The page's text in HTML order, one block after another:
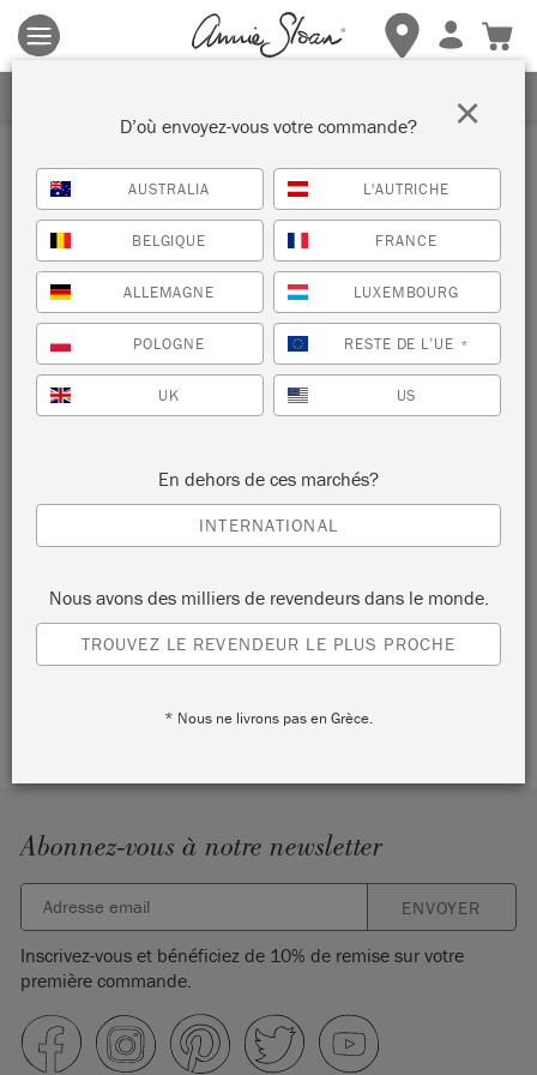
Les conditions générales s'appliquent. Cliquez ici
détails.
Se connecter
Adresse email
Mot de passe
MOT DE PASSE OUBLIÉ ?
Créez un compte pour suivre vos commandes, trouver votre
inspiration et accéder à du contenu exclusif réservé aux
Abonnez-vous à notre newsletter
ENVOYER
Inscrivez-vous et bénéficiez de 10% de remise sur votre
première commande.
D’où envoyez-vous votre commande?
AUSTRALIA L'AUTRICHE
BELGIQUE FRANCE
ALLEMAGNE LUXEMBOURG
POLOGNE RESTE DE L’UE *
UK US
En dehors de ces marchés?
INTERNATIONAL
Nous avons des milliers de revendeurs dans le monde.
TROUVEZ LE REVENDEUR LE PLUS PROCHE
* Nous ne livrons pas en Grèce.
×